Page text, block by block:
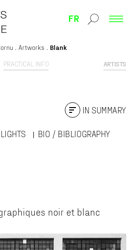
FR
PRACTICAL INFO ARTISTS
Artworks Blank
BIO / BIBLIOGRAPHY
IN SUMMARY
noir et blanc